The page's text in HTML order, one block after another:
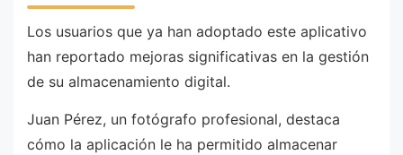
Los usuarios que ya han adoptado este aplicativo
han reportado mejoras significativas en la gestión
de su almacenamiento digital.
Juan Pérez, un fotógrafo profesional, destaca
cómo la aplicación le ha permitido almacenar